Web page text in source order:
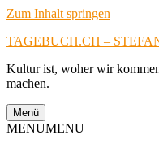
Zum Inhalt springen
TAGEBUCH.CH –
Kultur ist, woher wir
machen.
Menü
MENUMENU